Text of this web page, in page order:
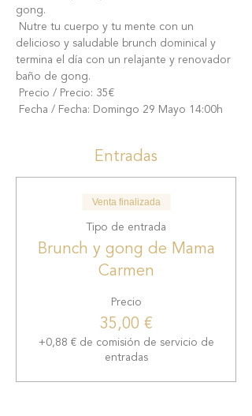
gong.
delicioso y saludable brunch dominical y
termina el día con un relajante y renovador
baño de gong.
Precio / Precio: 35€
Fecha / Fecha: Domingo 29 Mayo 14:00h
Entradas
Venta finalizada
Tipo de entrada
Brunch y gong de Mama
Carmen
Precio
35,00 €
+0,88 € de comisión de servicio de
entradas